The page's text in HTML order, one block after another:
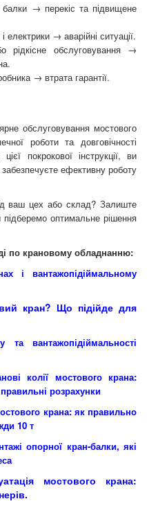
балки → перекіс та підвищене
електрики → аварійні ситуації.
рідкісне обслуговування →
→ втрата гарантії.
обслуговування мостового
роботи та довговічності
покрокової інструкції, ви
ефективну роботу
ваш цех або склад? Залиште
підберемо оптимальне рішення
по крановому обладнанню:
і вантажопідіймальному
кран? Що підійде для
вантажопідіймальності
колії мостового крана:
розрахунки
крана: як правильно
10 т
опорної кран-балки, які
мостового крана: